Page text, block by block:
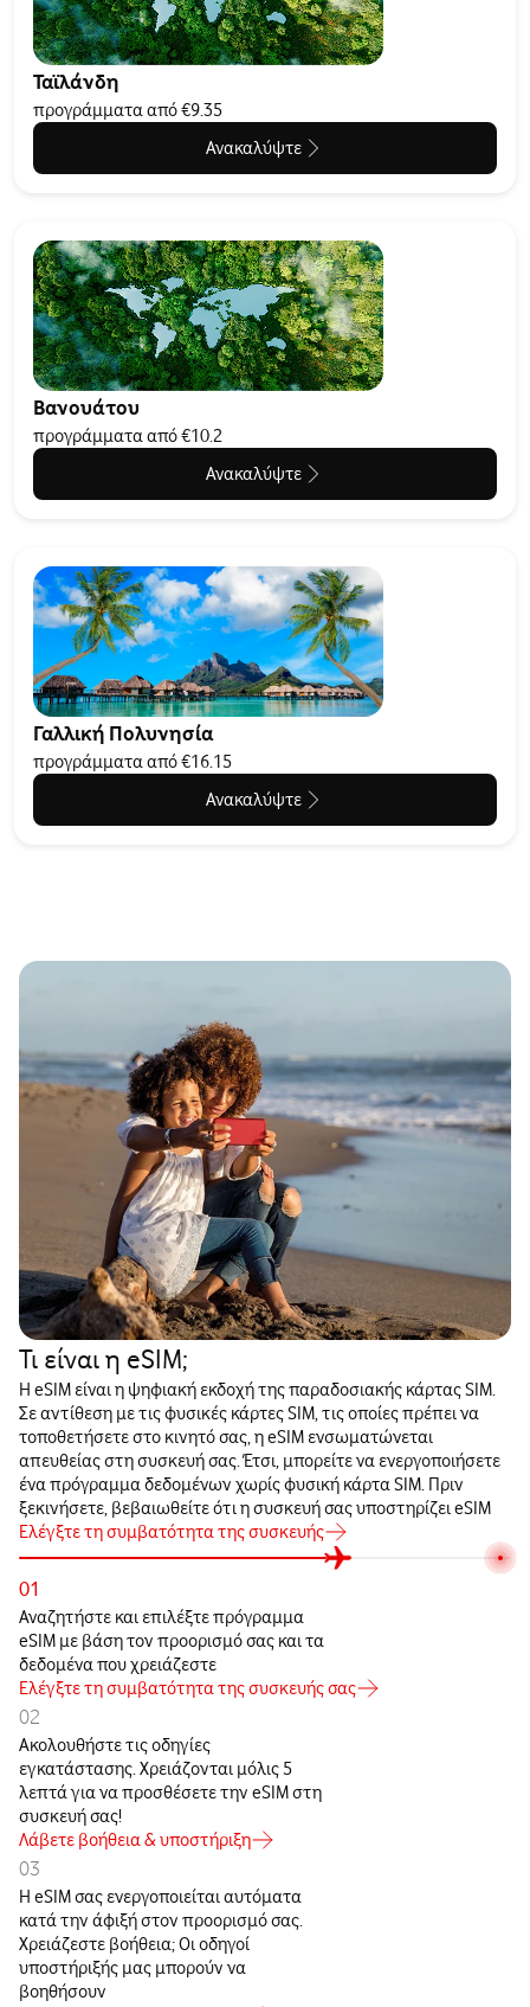
Ταϊλάνδη
προγράμματα από €9.35
Ανακαλύψτε
Βανουάτου
προγράμματα από €10.2
Ανακαλύψτε
Γαλλική Πολυνησία
προγράμματα από €16.15
Ανακαλύψτε
Τι είναι η eSIM;
Η eSIM είναι η ψηφιακή εκδοχή της παραδοσιακής κάρτας SIM.
Σε αντίθεση με τις φυσικές κάρτες SIM, τις οποίες πρέπει να
τοποθετήσετε στο κινητό σας, η eSIM ενσωματώνεται
απευθείας στη συσκευή σας. Έτσι, μπορείτε να ενεργοποιήσετε
ένα πρόγραμμα δεδομένων χωρίς φυσική κάρτα SIM. Πριν
ξεκινήσετε, βεβαιωθείτε ότι η συσκευή σας υποστηρίζει eSIM
Ελέγξτε τη συμβατότητα της συσκευής
01
Αναζητήστε και επιλέξτε πρόγραμμα
eSIM με βάση τον προορισμό σας και τα
δεδομένα που χρειάζεστε
Ελέγξτε τη συμβατότητα της συσκευής σας
02
Ακολουθήστε τις οδηγίες
εγκατάστασης. Χρειάζονται μόλις 5
λεπτά για να προσθέσετε την eSIM στη
συσκευή σας!
Λάβετε βοήθεια & υποστήριξη
03
Η eSIM σας ενεργοποιείται αυτόματα
κατά την άφιξή στον προορισμό σας.
Χρειάζεστε βοήθεια; Οι οδηγοί
υποστήριξής μας μπορούν να
βοηθήσουν